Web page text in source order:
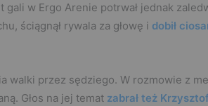
w Ergo Arenie potrwał jednak
ściągnął rywala za głowę i dobił
walki przez sędziego. W rozmowie z
Głos na jej temat zabrał też Krzysztof